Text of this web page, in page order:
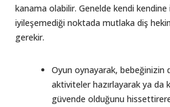
kanama olabilir. Genelde kendi
iyileşemediği noktada mutlaka diş
gerekir.
Oyun oynayarak, bebeğinizin
aktiviteler hazırlayarak ya da
güvende olduğunu